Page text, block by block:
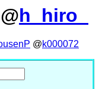
h_hiro_
@k000072